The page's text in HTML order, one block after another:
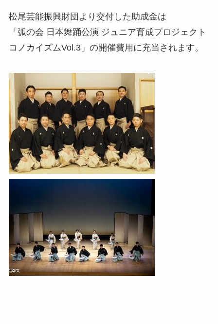
松尾芸能振興財団より交付した助成金は
「弧の会 日本舞踊公演 ジュニア育成プロジェクト
コノカイズムVol.3」の開催費用に充当されます。